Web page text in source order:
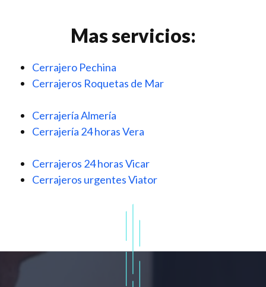
Mas servicios:
Cerrajero Pechina
Cerrajeros Roquetas de Mar
Cerrajería Almería
Cerrajería 24 horas Vera
Cerrajeros 24 horas Vicar
Cerrajeros urgentes Viator